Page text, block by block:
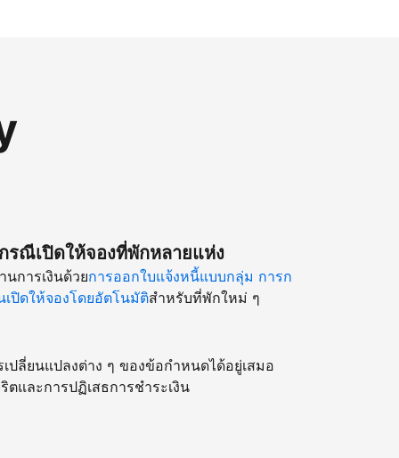
รณีเปิดให้จองที่พักหลายแห่ง
นการเงินด้วยการออกใบแจ้งหนี้แบบกลุ่ม การก
เปิดให้จองโดยอัตโนมัติสำหรับที่พักใหม่ ๆ
ปลี่ยนแปลงต่าง ๆ ของข้อกำหนดได้อยู่เสมอ
ตและการปฏิเสธการชำระเงิน